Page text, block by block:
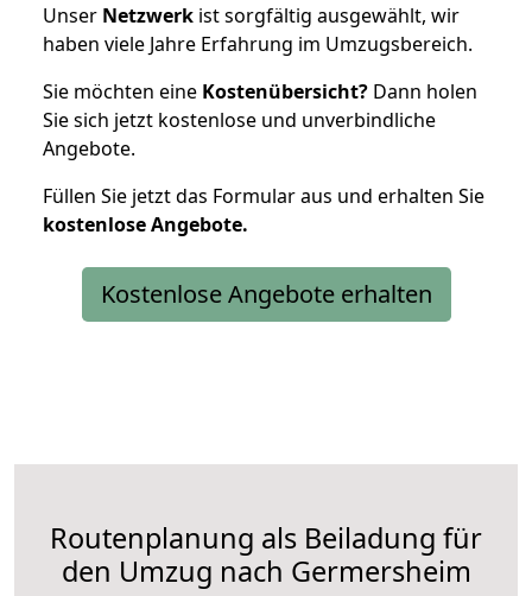
Unser Netzwerk ist sorgfältig ausgewählt, wir
haben viele Jahre Erfahrung im Umzugsbereich.
Sie möchten eine Kostenübersicht? Dann holen
Sie sich jetzt kostenlose und unverbindliche
Angebote.
Füllen Sie jetzt das Formular aus und erhalten Sie
kostenloseAngebote.
Kostenlose Angebote erhalten
Routenplanung als Beiladung für
den Umzug nach Germersheim